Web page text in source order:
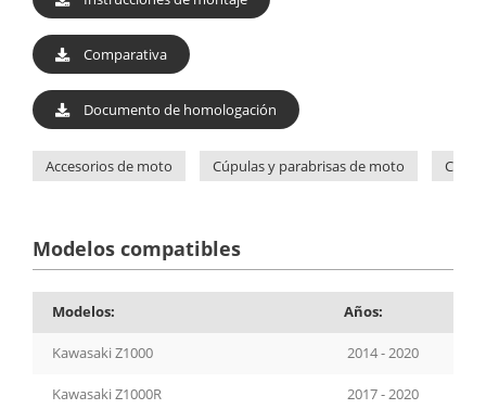
Comparativa
Documento de homologación
Accesorios de moto Cúpulas y parabrisas de moto
Modelos compatibles
Modelos: Años:
Kawasaki Z1000 2014 - 2020
Kawasaki Z1000R 2017 - 2020